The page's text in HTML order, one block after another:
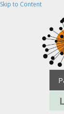
Skip to Content